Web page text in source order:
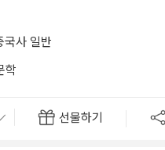
국사 일반
학
선물하기